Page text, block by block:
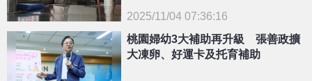
{PLAYICON}
2025/11/04 07:36:16
桃園婦幼3大補助再升級 張善政擴
大凍卵、好運卡及托育補助